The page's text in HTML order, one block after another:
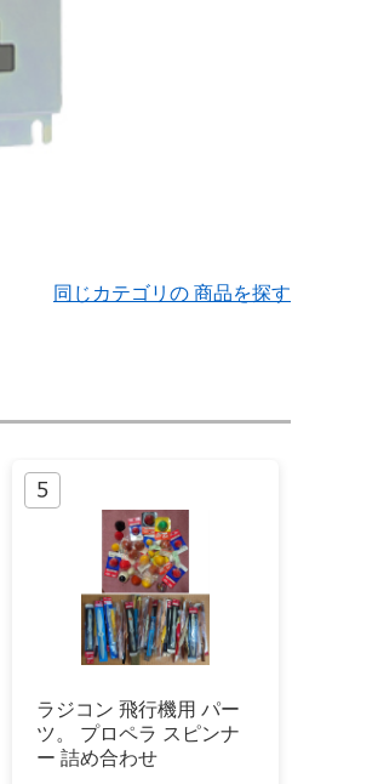
同じカテゴリの 商品を探す
ラジコン 飛行機用 パー
ツ。 プロペラ スピンナ
ー 詰め合わせ